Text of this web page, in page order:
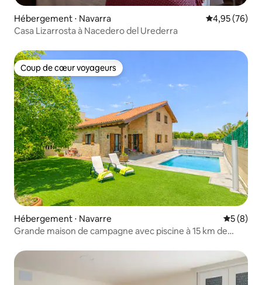
Hébergement ⋅ Navarra Évaluation
4,95 (76)
Casa Lizarrosta à Nacedero del Urederra
Coup de cœur voyageurs
Coup de cœur voyageurs
Hébergement ⋅ Navarre
5 (8)
Grande maison de campagne avec piscine à 15 km de